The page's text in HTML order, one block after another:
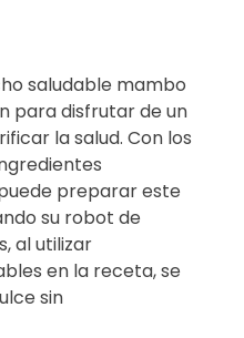
saludable mambo
para disfrutar de un
la salud. Con los
preparar este
su robot de
al utilizar
en la receta, se
sin